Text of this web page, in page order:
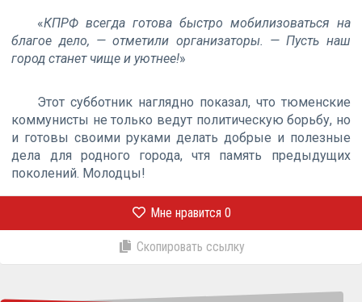
«КПРФ всегда готова быстро мобилизоваться на
благое дело, — отметили организаторы. — Пусть наш
город станет чище и уютнее!»
Этот субботник наглядно показал, что тюменские
коммунисты не только ведут политическую борьбу, но
и готовы своими руками делать добрые и полезные
дела для родного города, чтя память предыдущих
поколений. Молодцы!
Мне нравится 0
Скопировать ссылку